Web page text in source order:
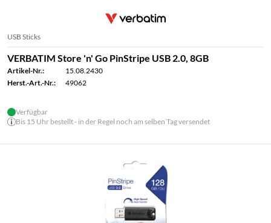
USB Sticks
VERBATIM Store 'n' Go PinStripe USB 2.0, 8GB
Artikel-Nr.:
15.08.2430
Herst.-Art.-Nr.:
49062
Verfügbar
Bis 15 Uhr bestellt - in der Regel noch am selben Tag versendet